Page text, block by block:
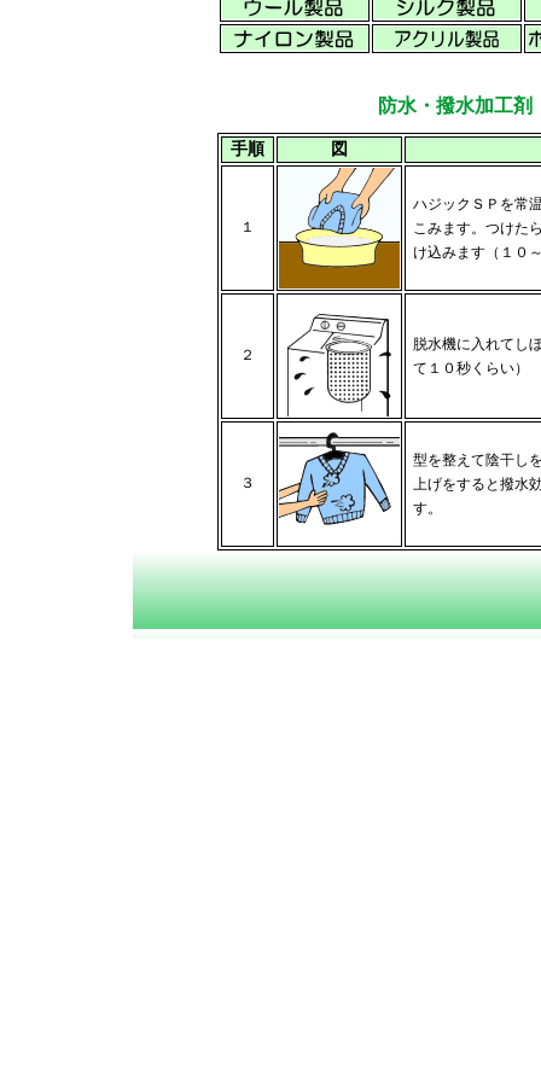
防水・撥水加工剤
手順 図
１
ハジックＳＰを常
こみます。つけた
け込みます（１０
２
脱水機に入れてし
て１０秒くらい）
３
型を整えて陰干し
上げをすると撥水
す。